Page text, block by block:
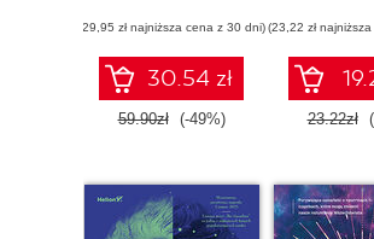
(29,95 zł najniższa cena z 30 dni)
30.54 zł
59.90zł (-49%)
(23,22 zł
23.22zł